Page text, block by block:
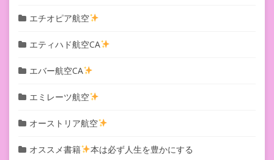
エチオピア航空
エティハド航空CA
エバー航空CA
エミレーツ航空
オーストリア航空
オススメ書籍 本は必ず人生を豊かにする